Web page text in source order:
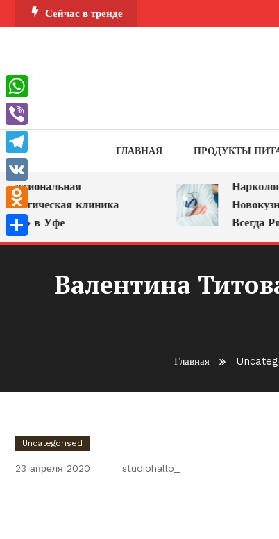
Перейти
к
Сейчас в тренде
ГЛАВНАЯ ПРОДУКТЫ
клиника
в Уфе
Нарколог
Всегда
Валентина
Главная
Uncategorised
23 апреля 2020 studiohallo_
WhatsApp
Viber
Telegram
VK
Odnoklassniki
Отправить